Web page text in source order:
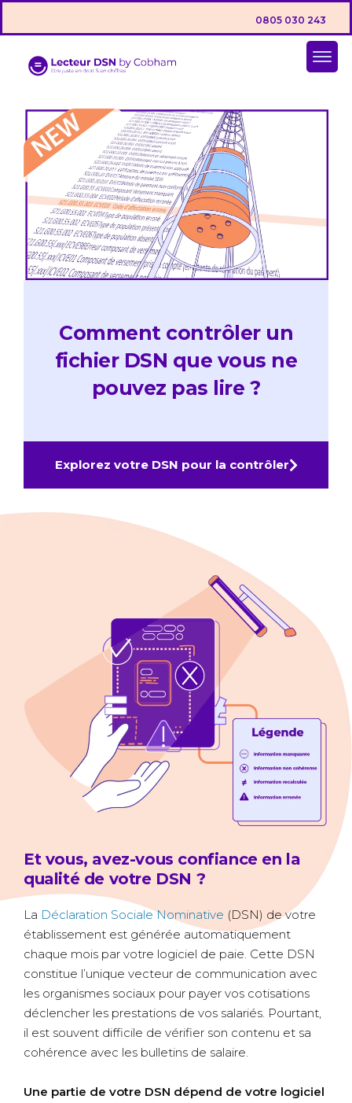
0805 030 243
Comment contrôler un
fichier DSN que vous ne
pouvez pas lire ?
Explorez votre DSN pour la contrôler
Et vous, avez-vous confiance en la
qualité de votre DSN ?
La Déclaration Sociale Nominative (DSN) de votre
établissement est générée automatiquement
chaque mois par votre logiciel de paie. Cette DSN
constitue l’unique vecteur de communication avec
les organismes sociaux pour payer vos cotisations
déclencher les prestations de vos salariés. Pourtant,
il est souvent difficile de vérifier son contenu et sa
cohérence avec les bulletins de salaire.
Une partie de votre DSN dépend de votre logiciel